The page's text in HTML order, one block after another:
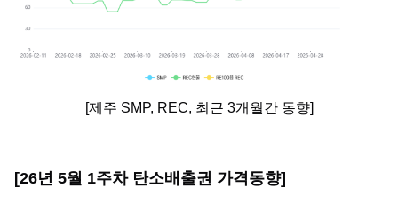
[제주 SMP, REC, 최근 3개월간 동향]
[26년 5월 1주차 탄소배출권 가격동향]